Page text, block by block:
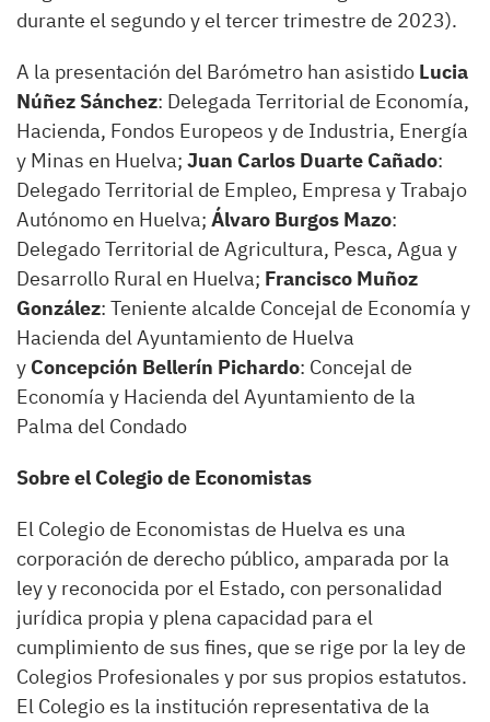
durante el segundo y el tercer trimestre de 2023).
A la presentación del Barómetro han asistido Lucia
Núñez Sánchez: Delegada Territorial de Economía,
Hacienda, Fondos Europeos y de Industria, Energía
y Minas en Huelva; Juan Carlos Duarte Cañado:
Delegado Territorial de Empleo, Empresa y Trabajo
Autónomo en Huelva; Álvaro Burgos Mazo:
Delegado Territorial de Agricultura, Pesca, Agua y
Desarrollo Rural en Huelva; Francisco Muñoz
González: Teniente alcalde Concejal de Economía y
Hacienda del Ayuntamiento de Huelva
y Concepción Bellerín Pichardo: Concejal de
Economía y Hacienda del Ayuntamiento de la
Palma del Condado
Sobre el Colegio de Economistas
El Colegio de Economistas de Huelva es una
corporación de derecho público, amparada por la
ley y reconocida por el Estado, con personalidad
jurídica propia y plena capacidad para el
cumplimiento de sus fines, que se rige por la ley de
Colegios Profesionales y por sus propios estatutos.
El Colegio es la institución representativa de la